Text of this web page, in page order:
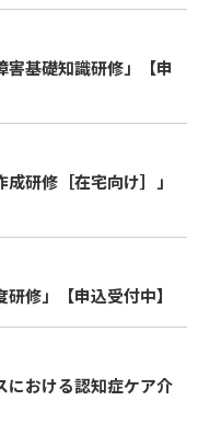
基礎知識研修」【申
研修［在宅向け］」
修」【申込受付中】
における認知症ケア介